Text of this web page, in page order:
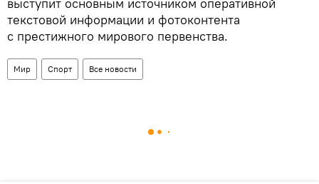
текстовой информации и фотоконтента
с престижного мирового первенства.
Мир Спорт Все новости